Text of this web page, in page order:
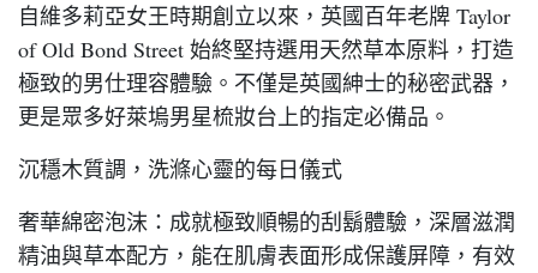
自維多莉亞女王時期創立以來，英國百年老牌 Taylor
of Old Bond Street 始終堅持選用天然草本原料，打造
極致的男仕理容體驗。不僅是英國紳士的秘密武器，
更是眾多好萊塢男星梳妝台上的指定必備品。
沉穩木質調，洗滌心靈的每日儀式
奢華綿密泡沫：成就極致順暢的刮鬍體驗，深層滋潤
精油與草本配方，能在肌膚表面形成保護屏障，有效